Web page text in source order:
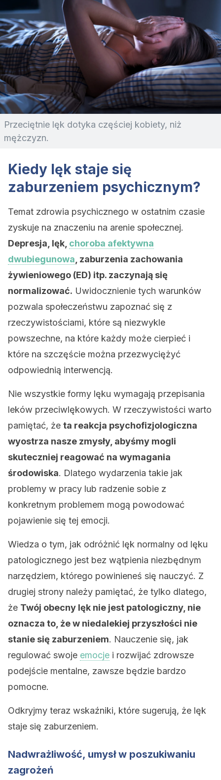
Przeciętnie lęk dotyka częściej kobiety, niż
mężczyzn.
Kiedy lęk staje się
zaburzeniem psychicznym?
Temat zdrowia psychicznego w ostatnim czasie
zyskuje na znaczeniu na arenie społecznej.
Depresja, lęk, choroba afektywna
dwubiegunowa , zaburzenia zachowania
żywieniowego (ED) itp. zaczynają się
normalizować. Uwidocznienie tych warunków
pozwala społeczeństwu zapoznać się z
rzeczywistościami, które są niezwykle
powszechne, na które każdy może cierpieć i
które na szczęście można przezwyciężyć
odpowiednią interwencją.
Nie wszystkie formy lęku wymagają przepisania
leków przeciwlękowych. W rzeczywistości warto
pamiętać, że ta reakcja psychofizjologiczna
wyostrza nasze zmysły, abyśmy mogli
skuteczniej reagować na wymagania
środowiska. Dlatego wydarzenia takie jak
problemy w pracy lub radzenie sobie z
konkretnym problemem mogą powodować
pojawienie się tej emocji.
Wiedza o tym, jak odróżnić lęk normalny od lęku
patologicznego jest bez wątpienia niezbędnym
narzędziem, którego powinieneś się nauczyć. Z
drugiej strony należy pamiętać, że tylko dlatego,
że Twój obecny lęk nie jest patologiczny, nie
oznacza to, że w niedalekiej przyszłości nie
stanie się zaburzeniem. Nauczenie się, jak
regulować swoje emocje i rozwijać zdrowsze
podejście mentalne, zawsze będzie bardzo
pomocne.
Odkryjmy teraz wskaźniki, które sugerują, że lęk
staje się zaburzeniem.
Nadwrażliwość, umysł w poszukiwaniu
zagrożeń